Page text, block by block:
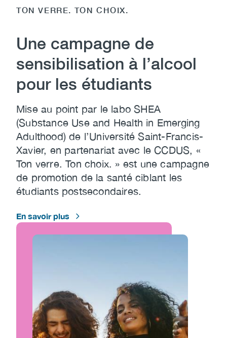
TON VERRE. TON CHOIX.
Une campagne de
sensibilisation à l’alcool
pour les étudiants
Mise au point par le labo SHEA
(Substance Use and Health in Emerging
Adulthood) de l’Université Saint-Francis-
Xavier, en partenariat avec le CCDUS, «
Ton verre. Ton choix. » est une campagne
de promotion de la santé ciblant les
étudiants postsecondaires.
En savoir plus
Image